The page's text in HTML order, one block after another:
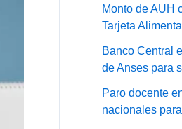
Monto de AUH
Tarjeta
Banco Central
de Anses para
Paro docente
nacionales